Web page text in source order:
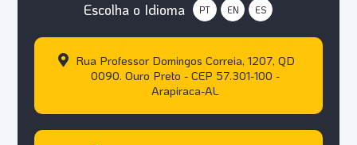
Escolha o Idioma PT EN ES
Rua Professor Domingos Correia, 1207, QD
0090. Ouro Preto - CEP 57.301-100 -
Arapiraca-AL